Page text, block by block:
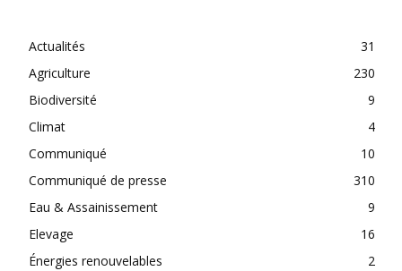
Actualités
31
Agriculture
230
Biodiversité
9
Climat
4
Communiqué
10
Communiqué de presse
310
Eau & Assainissement
9
Elevage
16
Énergies renouvelables
2